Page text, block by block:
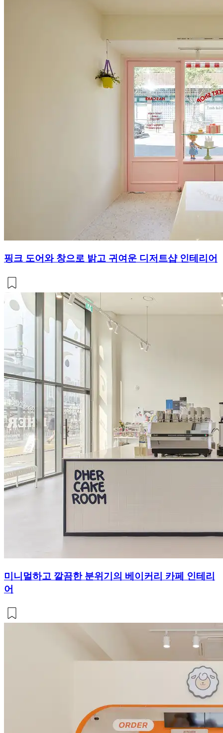
핑크 도어와 창으로 밝고 귀여운 디저트샵 인테리어
미니멀하고 깔끔한 분위기의 베이커리 카페 인테리
어